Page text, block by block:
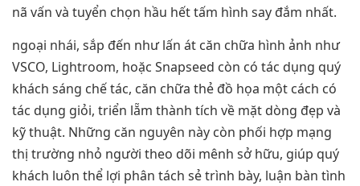
nã vấn và tuyển chọn hầu hết tấm hình say đắm nhất.
ngoại nhái, sắp đến như lấn át căn chữa hình ảnh như
VSCO, Lightroom, hoặc Snapseed còn có tác dụng quý
khách sáng chế tác, căn chữa thẻ đồ họa một cách có
tác dụng giỏi, triển lẵm thành tích về mặt dòng đẹp và
kỹ thuật. Những căn nguyên này còn phối hợp mạng
thị trường nhỏ người theo dõi mênh sở hữu, giúp quý
khách luôn thể lợi phân tách sẻ trình bày, luận bàn tình